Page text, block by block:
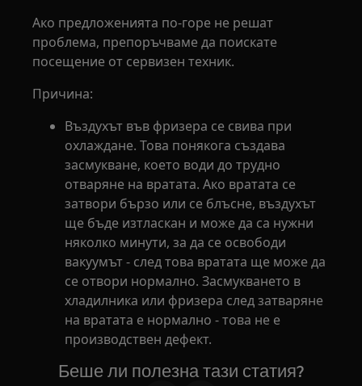
Ако предложенията по-горе не решат
проблема, препоръчваме да поискате
посещение от сервизен техник.
Причина:
Въздухът във фризера се свива при
охлаждане. Това понякога създава
засмукване, което води до трудно
отваряне на вратата. Ако вратата се
затвори бързо или се блъсне, въздухът
ще бъде изтласкан и може да са нужни
няколко минути, за да се освободи
вакуумът - след това вратата ще може да
се отвори нормално. Засмукването в
хладилника или фризера след затваряне
на вратата е нормално - това не е
производствен дефект.
Беше ли полезна тази статия?